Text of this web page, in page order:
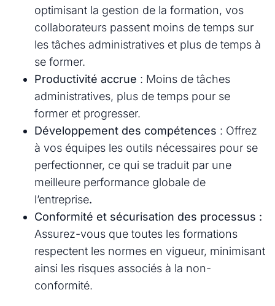
optimisant la gestion de la formation, vos
collaborateurs passent moins de temps sur
les tâches administratives et plus de temps à
se former.
Productivité accrue : Moins de tâches
administratives, plus de temps pour se
former et progresser.
Développement des compétences : Offrez
à vos équipes les outils nécessaires pour se
perfectionner, ce qui se traduit par une
meilleure performance globale de
l’entreprise.
Conformité et sécurisation des processus :
Assurez-vous que toutes les formations
respectent les normes en vigueur, minimisant
ainsi les risques associés à la non-
conformité.